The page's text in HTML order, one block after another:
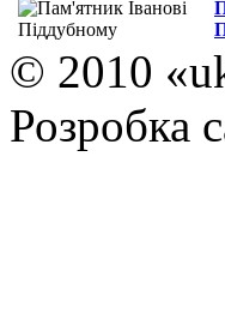
© 2010
Розробка